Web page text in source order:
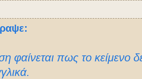
φαίνεται πως το κείμενο